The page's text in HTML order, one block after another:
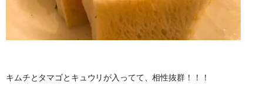
キムチとタマゴとキュウリが入ってて、相性抜群！！！